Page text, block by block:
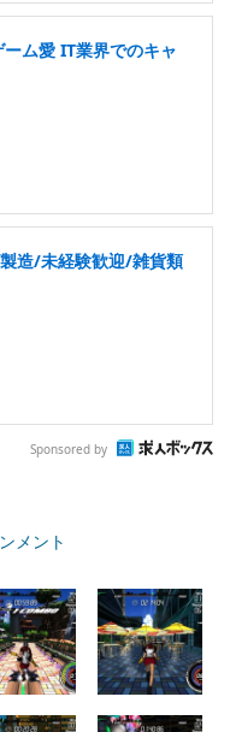
ム愛 IT業界でのキャ
造/未経験歓迎/雑貨類
Sponsored by
メント